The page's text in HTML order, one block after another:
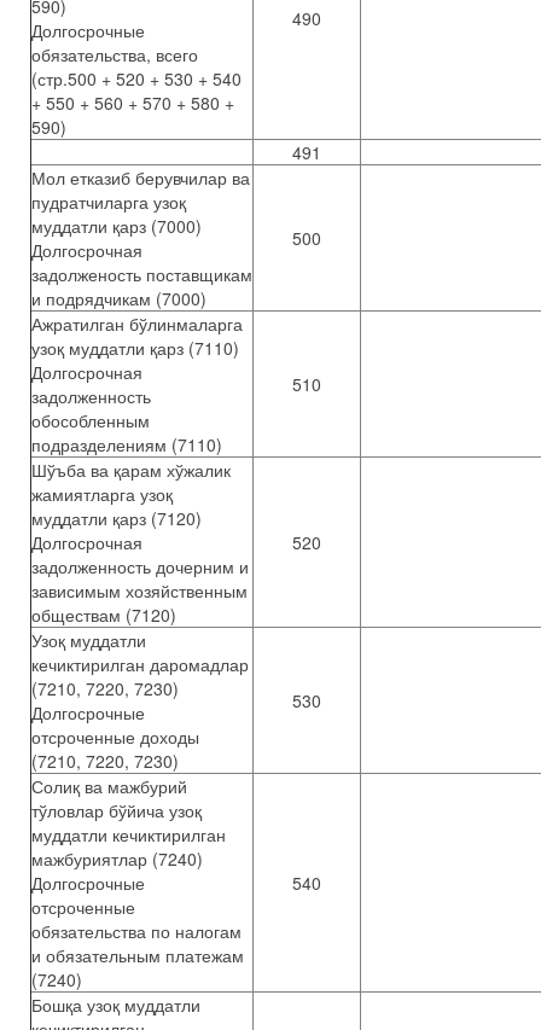
590)
Долгосрочные
обязательства, всего
(стр.500 + 520 + 530 + 540
+ 550 + 560 + 570 + 580 +
590)
490
491
Мол етказиб берувчилар ва
пудратчиларга узоқ
муддатли қарз (7000)
Долгосрочная
задолженость поставщикам
и подрядчикам (7000)
500
Ажратилган бўлинмаларга
узоқ муддатли қарз (7110)
Долгосрочная
задолженность
обособленным
подразделениям (7110)
510
Шўъба ва қарам хўжалик
жамиятларга узоқ
муддатли қарз (7120)
Долгосрочная
задолженность дочерним и
зависимым хозяйственным
обществам (7120)
520
Узоқ муддатли
кечиктирилган даромадлар
(7210, 7220, 7230)
Долгосрочные
отсроченные доходы
(7210, 7220, 7230)
530
Солиқ ва мажбурий
тўловлар бўйича узоқ
муддатли кечиктирилган
мажбуриятлар (7240)
Долгосрочные
отсроченные
обязательства по налогам
и обязательным платежам
(7240)
540
Бошқа узоқ муддатли